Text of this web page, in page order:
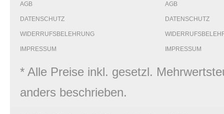
AGB
DATENSCHUTZ
WIDERRUFSBELEHRUNG
IMPRESSUM
AGB
DATENSCHUTZ
IMPRESSUM
* Alle Preise inkl. gesetzl.
anders beschrieben.